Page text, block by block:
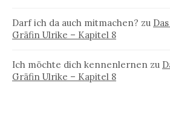
Darf ich da auch mitmachen? zu
Gräfin Ulrike – Kapitel 8
Ich möchte dich kennenlernen zu
Gräfin Ulrike – Kapitel 8